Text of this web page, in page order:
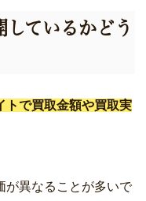
ているかどう
トで買取金額や買取実
が異なることが多いで